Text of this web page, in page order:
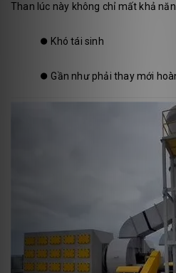
Than lúc này không chỉ mất khả
⏺️ Khó tái sinh
⏺️ Gần như phải thay mới